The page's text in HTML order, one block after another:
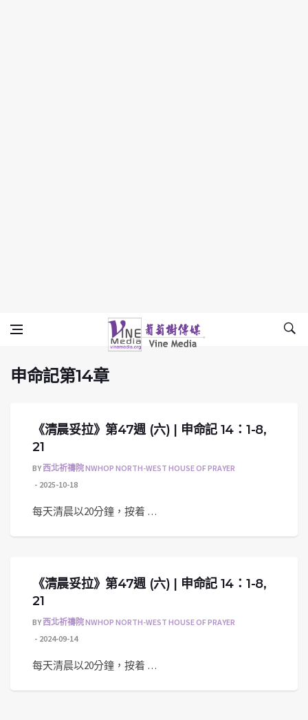
申命記第14章
Vine Media
葡萄樹傳媒
申命記第14章
《清晨妥拉》第47週 (六) | 申命記 14：1-8,
21
BY西北祈禱院 NWHOP NORTH-WEST HOUSE OF PRAYER
2025-10-18
每天清晨以20分鐘，按着 …
《清晨妥拉》第47週 (六) | 申命記 14：1-8,
21
BY西北祈禱院 NWHOP NORTH-WEST HOUSE OF PRAYER
2024-09-14
每天清晨以20分鐘，按着 …